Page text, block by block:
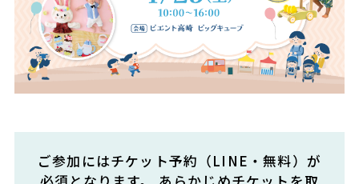
ご参加にはチケット予約（LINE・無料）が